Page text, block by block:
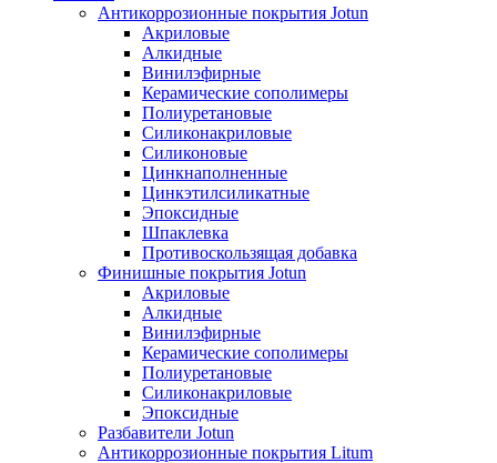
Антикоррозионные покрытия Jotun
Акриловые
Алкидные
Винилэфирные
Керамические сополимеры
Полиуретановые
Силиконакриловые
Силиконовые
Цинкнаполненные
Цинкэтилсиликатные
Эпоксидные
Шпаклевка
Противоскользящая добавка
Финишные покрытия Jotun
Акриловые
Алкидные
Винилэфирные
Керамические сополимеры
Полиуретановые
Силиконакриловые
Эпоксидные
Разбавители Jotun
Антикоррозионные покрытия Litum